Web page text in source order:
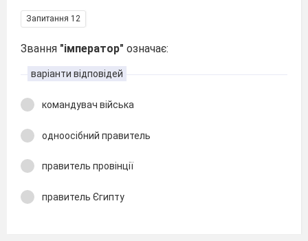
Запитання 12
Звання "імператор" означає:
варіанти відповідей
командувач війська
одноосібний правитель
правитель провінції
правитель Єгипту